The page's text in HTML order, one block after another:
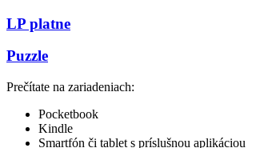
LP platne
Puzzle
Prečítate na zariadeniach:
Pocketbook
Kindle
Smartfón či tablet s príslušnou aplikáciou